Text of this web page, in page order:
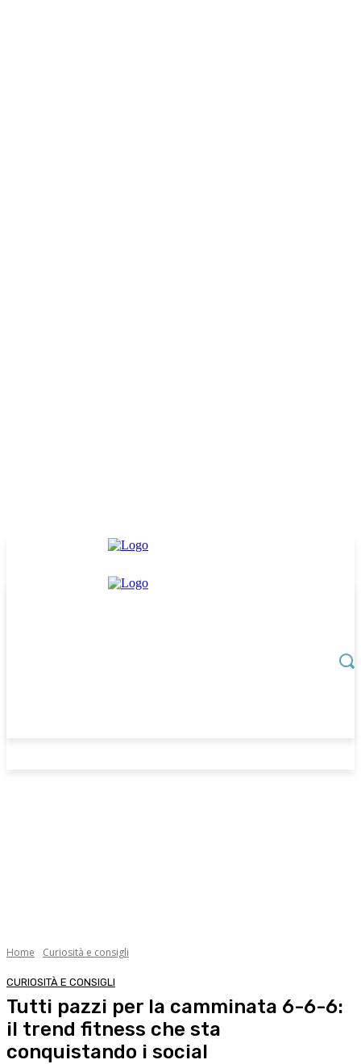
Home Curiosità e consigli
CURIOSITÀ E CONSIGLI
Tutti pazzi per la camminata 6-6-6:
il trend fitness che sta
conquistando i social